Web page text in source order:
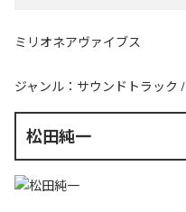
ミリオネアヴァイブス
ジャンル： サウンドトラック /
松田純一